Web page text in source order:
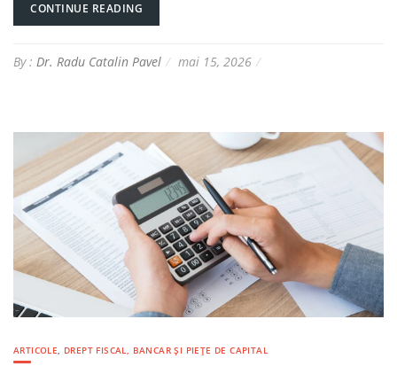
CONTINUE READING
By : Dr. Radu Catalin Pavel mai 15, 2026
ARTICOLE, DREPT FISCAL, BANCAR ȘI PIEȚE DE CAPITAL